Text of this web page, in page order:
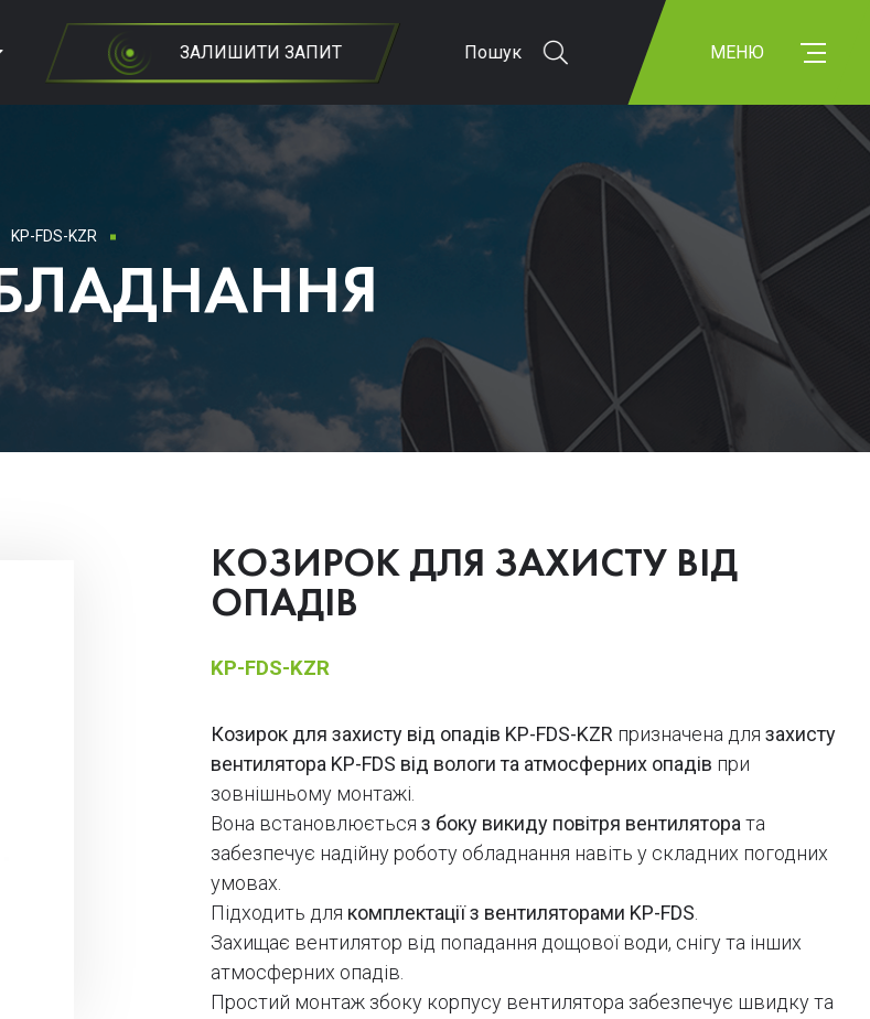
ЗАЛИШИТИ ЗАПИТ Пошук МЕНЮ
KP-FDS-KZR
КОЗИРОК ДЛЯ ЗАХИСТУ ВІД
ОПАДІВ
KP-FDS-KZR
Козирок для захисту від опадів KP-FDS-KZR призначена длязахисту
вентилятора KP-FDS від вологи та атмосферних опадів при
зовнішньому монтажі.
Вона встановлюєтьсяз боку викиду повітря вентилятора та
забезпечує надійну роботу обладнання навіть у складних погодних
умовах.
Підходить для комплектації з вентиляторами KP-FDS
Захищає вентилятор від попадання дощової води, снігу та інших
атмосферних опадів.
Простий монтаж збоку корпусу вентилятора забезпечує швидку та